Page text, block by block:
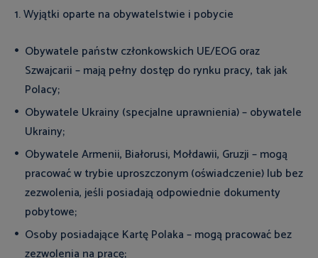
1. Wyjątki oparte na obywatelstwie i pobycie
Obywatele państw członkowskich UE/EOG oraz
Szwajcarii – mają pełny dostęp do rynku pracy, tak jak
Polacy;
Obywatele Ukrainy (specjalne uprawnienia) – obywatele
Ukrainy;
Obywatele Armenii, Białorusi, Mołdawii, Gruzji – mogą
pracować w trybie uproszczonym (oświadczenie) lub bez
zezwolenia, jeśli posiadają odpowiednie dokumenty
pobytowe;
Osoby posiadające Kartę Polaka – mogą pracować bez